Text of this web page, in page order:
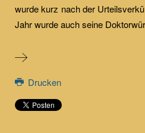
wurde kurz nach der
Jahr wurde auch seine
Drucken